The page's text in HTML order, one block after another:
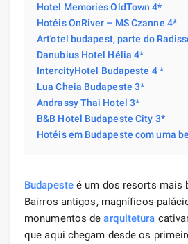
Hotel Memories OldTown 4*
Hotéis OnRiver – MS Czanne 4*
Art'otel budapest, parte do
Danubius Hotel Hélia 4*
IntercityHotel Budapeste 4 *
Lua Cheia Budapeste 3*
Andrassy Thai Hotel 3*
B&B Hotel Budapeste City 3*
Hotéis em Budapeste com uma
Budapesteé um dos resorts mais
Bairros antigos, magníficos
monumentos dearquitetura
que aqui chegam desde os